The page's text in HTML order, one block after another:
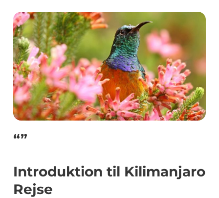
“”
Introduktion til Kilimanjaro
Rejse